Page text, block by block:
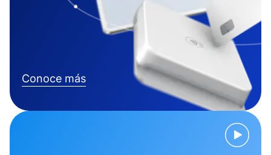
Conoce más